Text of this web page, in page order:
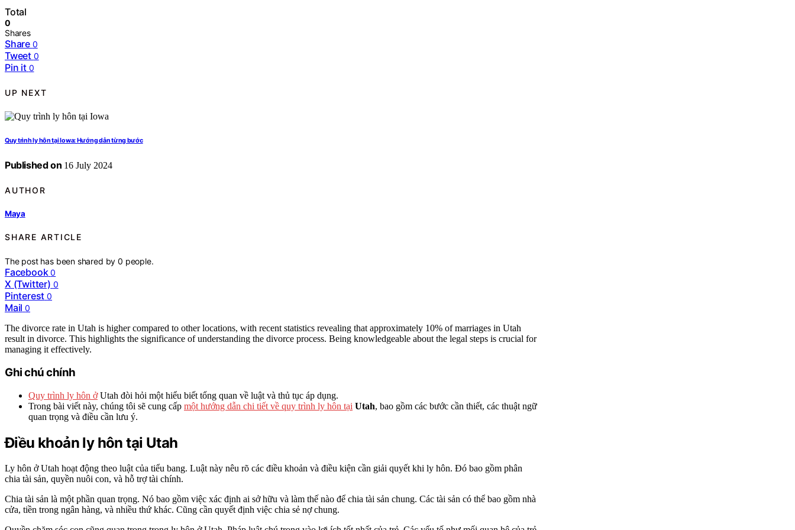
Total
0
Shares
Share 0
Tweet 0
Pin it 0
UP NEXT
Quy trình ly hôn tại Iowa: Hướng dẫn từng bước
Published on 16 July 2024
AUTHOR
Maya
SHARE ARTICLE
The post has been shared by0 people.
Facebook 0
X (Twitter) 0
Pinterest 0
Mail 0
The divorce rate in Utah is higher compared to other locations, with recent statistics revealing that approximately 10% of marriages in Utah
result in divorce. This highlights the significance of understanding the divorce process. Being knowledgeable about the legal steps is crucial for
managing it effectively.
Ghi chú chính
Quy trình ly hôn ởUtah đòi hỏi một hiểu biết tổng quan về luật và thủ tục áp dụng.
Trong bài viết này, chúng tôi sẽ cung cấp một hướng dẫn chi tiết về quy trình ly hôn tại Utah, bao gồm các bước cần thiết, các thuật ngữ
quan trọng và điều cần lưu ý.
Điều khoản ly hôn tại Utah
Ly hôn ở Utah hoạt động theo luật của tiểu bang. Luật này nêu rõ các điều khoản và điều kiện cần giải quyết khi ly hôn. Đó bao gồm phân
chia tài sản, quyền nuôi con, và hỗ trợ tài chính.
Chia tài sản là một phần quan trọng. Nó bao gồm việc xác định ai sở hữu và làm thế nào để chia tài sản chung. Các tài sản có thể bao gồm nhà
cửa, tiền trong ngân hàng, và nhiều thứ khác. Cũng cần quyết định việc chia sẻ nợ chung.